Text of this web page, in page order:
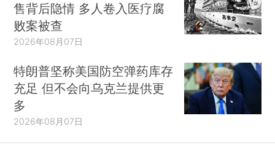
售背后隐情 多人卷入医疗腐
败案被查
2026年08月07日
特朗普坚称美国防空弹药库存
充足 但不会向乌克兰提供更
多
2026年08月07日